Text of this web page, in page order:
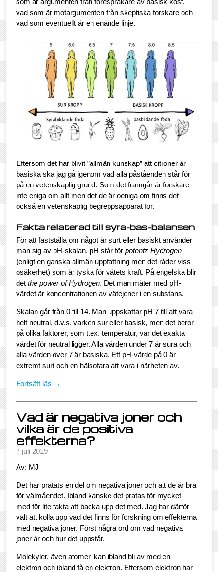
vad som är motargumenten från skeptiska forskare och
vad som eventuellt är en enande linje.
Eftersom det har blivit ”allmän kunskap” att citroner är
basiska ska jag gå igenom vad alla påståenden står för
på en vetenskaplig grund. Som det framgår är forskare
inte eniga om allt men det de är oeniga om finns det
också en vetenskaplig begreppsapparat för.
Fakta relaterad till syra-bas-balansen
För att fastställa om något är surt eller basiskt använder
man sig av pH-skalan. pH står förpotentz Hydrogen
(enligt en ganska allmän uppfattning men det råder viss
osäkerhet) som är tyska för vätets kraft. På engelska blir
detthe power of Hydrogen. Det man mäter med pH-
värdet är koncentrationen av vätejoner i en substans.
Skalan går från 0 till 14. Man uppskattar pH 7 till att vara
helt neutral, d.v.s. varken sur eller basisk, men det beror
på olika faktorer, som t.ex. temperatur, var det exakta
värdet för neutral ligger. Alla värden under 7 är sura och
alla värden över 7 är basiska. Ett pH-värde på 0 är
extremt surt och en hälsofara att vara i närheten av.
Fortsätt läs →
Vad är negativa joner och
vilka är de positiva
effekterna?
7 juli 2019
Av: MJ
Det har pratats en del om negativa joner och att de är bra
för välmåendet. Ibland kanske det pratas för mycket
med för lite fakta att backa upp det med. Jag har därför
valt att kolla upp vad det finns för forskning om effekterna
med negativa joner. Först några ord om vad negativa
joner är och hur det uppstår.
Molekyler, även atomer, kan ibland bli av med en
elektron och ibland få en elektron. Eftersom elektron har